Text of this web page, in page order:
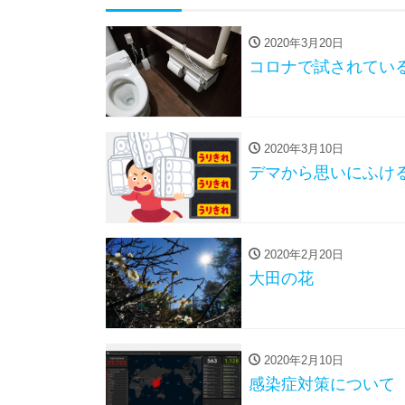
2020年3月20日
コロナで試されてい
2020年3月10日
デマから思いにふけ
2020年2月20日
大田の花
2020年2月10日
感染症対策について